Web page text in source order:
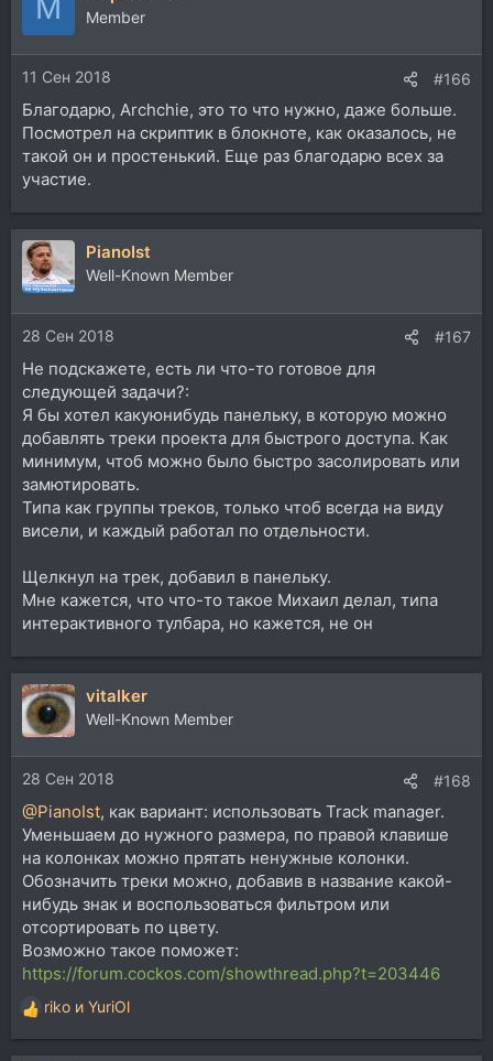
и
и
:
M Member
11 Сен 2018 #166
Благодарю, Archchie, это то что нужно, даже больше.
Посмотрел на скриптик в блокноте, как оказалось, не
такой он и простенький. Еще раз благодарю всех за
участие.
PianoIst
Well-Known Member
28 Сен 2018 #167
Не подскажете, есть ли что-то готовое для
следующей задачи?:
Я бы хотел какуюнибудь панельку, в которую можно
добавлять треки проекта для быстрого доступа. Как
минимум, чтоб можно было быстро засолировать или
замютировать.
Типа как группы треков, только чтоб всегда на виду
висели, и каждый работал по отдельности.
Щелкнул на трек, добавил в панельку.
Мне кажется, что что-то такое Михаил делал, типа
интерактивного тулбара, но кажется, не он
vitalker
Well-Known Member
28 Сен 2018 #168
@PianoIst, как вариант: использовать Track manager.
Уменьшаем до нужного размера, по правой клавише
на колонках можно прятать ненужные колонки.
Обозначить треки можно, добавив в название какой-
нибудь знак и воспользоваться фильтром или
отсортировать по цвету.
Возможно такое поможет:
https://forum.cockos.com/showthread.php?t=203446
Р
е
а
riko и YuriOl